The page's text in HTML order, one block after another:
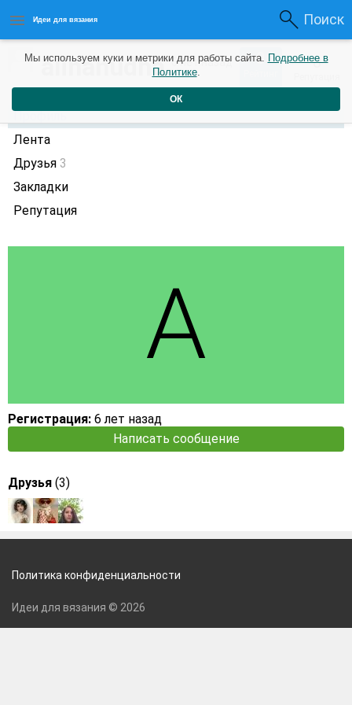
Идеи для вязания Поиск
alinanudha6 лет назад 0 0
Профиль
Лента
Друзья 3
Закладки
Репутация
Регистрация: 6 лет назад
Написать сообщение
Друзья (3)
Мы используем куки и метрики для работы сайта. Подробнее в
Политике.
ОК
Политика конфиденциальности
Идеи для вязания © 2026